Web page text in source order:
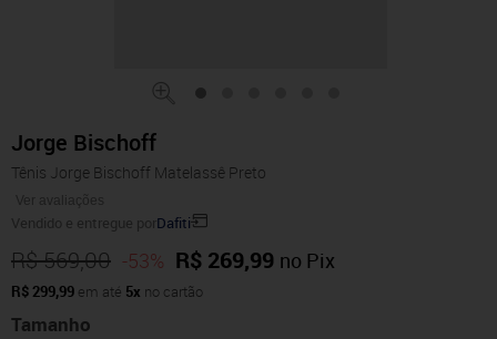
Jorge Bischoff
Tênis Jorge Bischoff Matelassê Preto
Ver avaliações
Vendido e entregue porDafiti
R$ 569,00 -53% R$ 269,99 no Pix
R$ 299,99 em até 5x no cartão
Tamanho